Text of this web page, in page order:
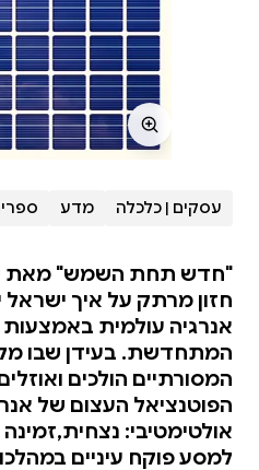
עסקים | כלכלה מדע
"חדש תחת השמש" מאת
חזון מרתק על איך
אנרגיה עולמית
המתחדשת. בעידן שבו
המסורתיים הולכים
הפוטנציאל העצום של
אולטימטיבי: נצחית,זמינה
למסע פוקח עיניים